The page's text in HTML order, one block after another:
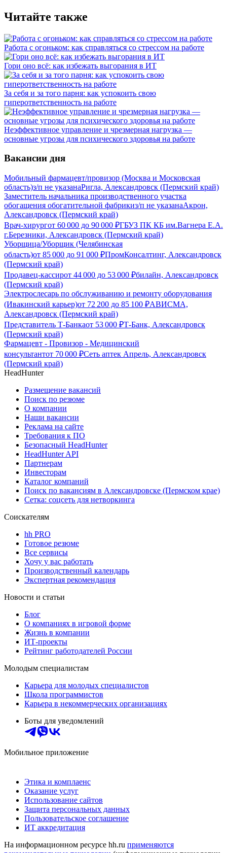
Читайте также
Работа с огоньком: как справляться со стрессом на работе
Гори оно всё: как избежать выгорания в ИТ
За себя и за того парня: как успокоить свою
гиперответственность на работе
Неэффективное управление и чрезмерная нагрузка —
основные угрозы для психического здоровья на работе
Вакансии дня
Мобильный фармацевт/провизор (Москва и Московская
область)з/п не указанаРигла, Александровск (Пермский край)
Заместитель начальника производственного участка
обогащения обогатительной фабрикиз/п не указанаАкрон,
Александровск (Пермский край)
Врач-хирургот 60 000 до 90 000 ₽ГБУЗ ПК КБ им.Вагнера Е.А.
г.Березники, Александровск (Пермский край)
Уборщица/Уборщик (Челябинская
область)от 85 000 до 91 000 ₽ПромКонсалтинг, Александровск
(Пермский край)
Продавец-кассирот 44 000 до 53 000 ₽билайн, Александровск
(Пермский край)
Электрослесарь по обслуживанию и ремонту оборудования
(Ивакинский карьер)от 72 200 до 85 100 ₽АВИСМА,
Александровск (Пермский край)
Представитель Т-Банкаот 53 000 ₽Т-Банк, Александровск
(Пермский край)
Фармацевт - Провизор - Медицинский
консультантот 70 000 ₽Сеть аптек Апрель, Александровск
(Пермский край)
HeadHunter
Размещение вакансий
Поиск по резюме
О компании
Наши вакансии
Реклама на сайте
Требования к ПО
Безопасный HeadHunter
HeadHunter API
Партнерам
Инвесторам
Каталог компаний
Поиск по вакансиям в Александровске (Пермском крае)
Сетка: соцсеть для нетворкинга
Соискателям
hh PRO
Готовое резюме
Все сервисы
Хочу у вас работать
Производственный календарь
Экспертная рекомендация
Новости и статьи
Блог
О компаниях в игровой форме
Жизнь в компании
ИТ-проекты
Рейтинг работодателей России
Молодым специалистам
Карьера для молодых специалистов
Школа программистов
Карьера в некоммерческих организациях
Боты для уведомлений
Мобильное приложение
Этика и комплаенс
Оказание услуг
Использование сайтов
Защита персональных данных
Пользовательское соглашение
ИТ аккредитация
На информационном ресурсе hh.ru применяются